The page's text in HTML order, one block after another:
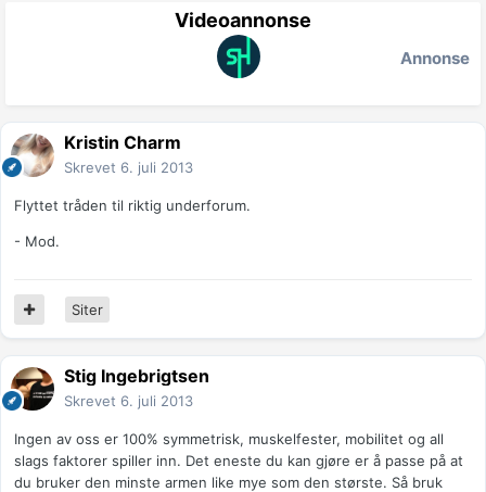
Videoannonse
Annonse
Kristin Charm
Skrevet 6. juli 2013
Flyttet tråden til riktig underforum.
- Mod.
Siter
Stig Ingebrigtsen
Skrevet 6. juli 2013
Ingen av oss er 100% symmetrisk, muskelfester, mobilitet og all
slags faktorer spiller inn. Det eneste du kan gjøre er å passe på at
du bruker den minste armen like mye som den største. Så bruk